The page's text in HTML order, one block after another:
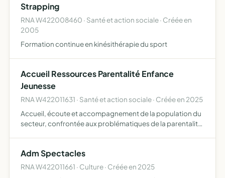
Strapping
RNA W422008460 · Santé et action sociale · Créée en
2005
Formation continue en kinésithérapie du sport
Accueil Ressources Parentalité Enfance
Jeunesse
RNA W422011631 · Santé et action sociale · Créée en 2025
Accueil, écoute et accompagnement de la population du
secteur, confrontée aux problématiques de la parentalité,
Adm Spectacles
RNA W422011661 · Culture · Créée en 2025